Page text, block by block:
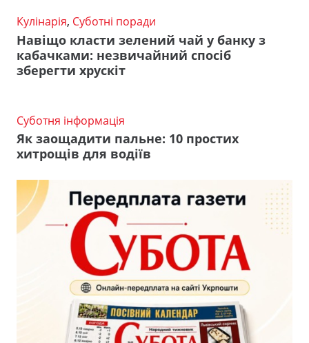
Кулінарія, Суботні поради
Навіщо класти зелений чай у банку з
кабачками: незвичайний спосіб
зберегти хрускіт
Суботня інформація
Як заощадити пальне: 10 простих
хитрощів для водіїв